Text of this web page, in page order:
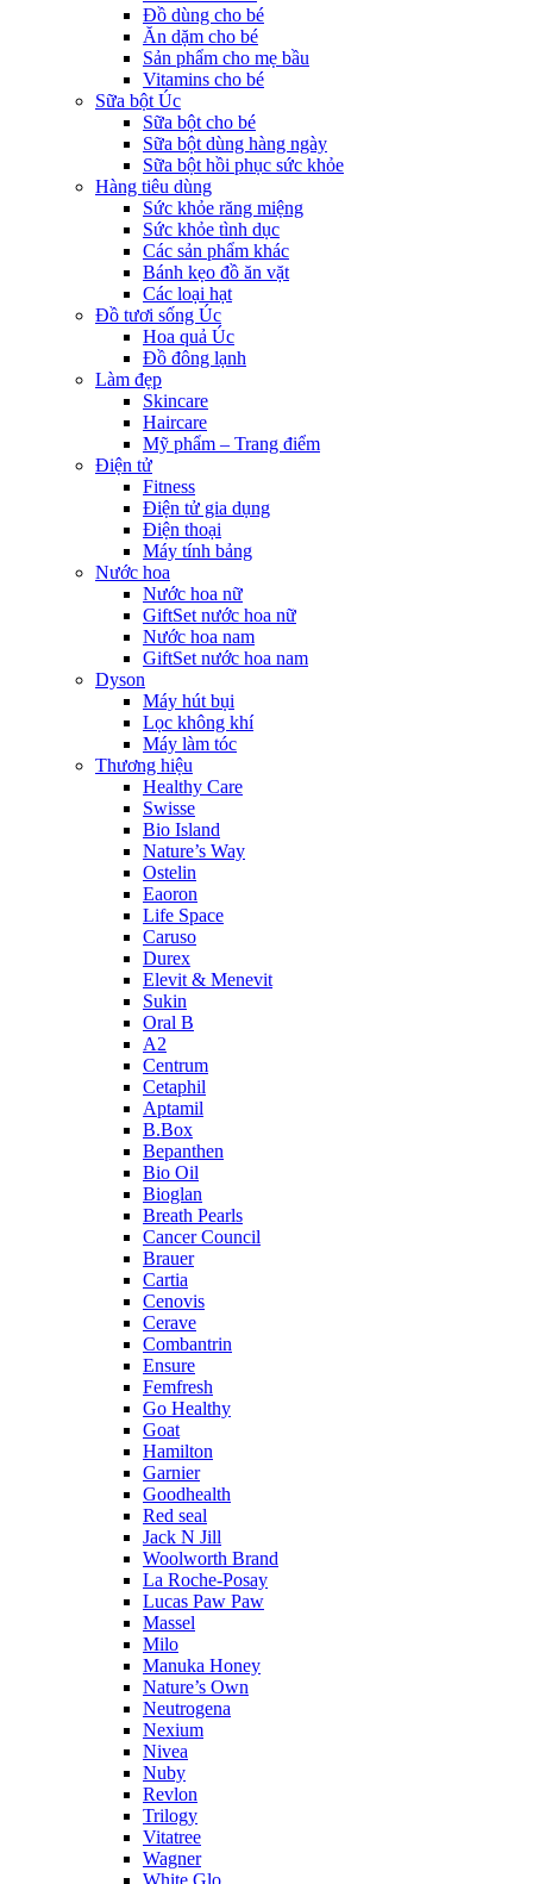
Đồ dùng cho bé
Ăn dặm cho bé
Sản phẩm cho mẹ bầu
Vitamins cho bé
Sữa bột Úc
Sữa bột cho bé
Sữa bột dùng hàng ngày
Sữa bột hồi phục sức khỏe
Hàng tiêu dùng
Sức khỏe răng miệng
Sức khỏe tình dục
Các sản phẩm khác
Bánh kẹo đồ ăn vặt
Các loại hạt
Đồ tươi sống Úc
Hoa quả Úc
Đồ đông lạnh
Làm đẹp
Skincare
Haircare
Mỹ phẩm – Trang điểm
Điện tử
Fitness
Điện tử gia dụng
Điện thoại
Máy tính bảng
Nước hoa
Nước hoa nữ
GiftSet nước hoa nữ
Nước hoa nam
GiftSet nước hoa nam
Dyson
Máy hút bụi
Lọc không khí
Máy làm tóc
Thương hiệu
Healthy Care
Swisse
Bio Island
Nature’s Way
Ostelin
Eaoron
Life Space
Caruso
Durex
Elevit & Menevit
Sukin
Oral B
A2
Centrum
Cetaphil
Aptamil
B.Box
Bepanthen
Bio Oil
Bioglan
Breath Pearls
Cancer Council
Brauer
Cartia
Cenovis
Cerave
Combantrin
Ensure
Femfresh
Go Healthy
Goat
Hamilton
Garnier
Goodhealth
Red seal
Jack N Jill
Woolworth Brand
La Roche-Posay
Lucas Paw Paw
Massel
Milo
Manuka Honey
Nature’s Own
Neutrogena
Nexium
Nivea
Nuby
Revlon
Trilogy
Vitatree
Wagner